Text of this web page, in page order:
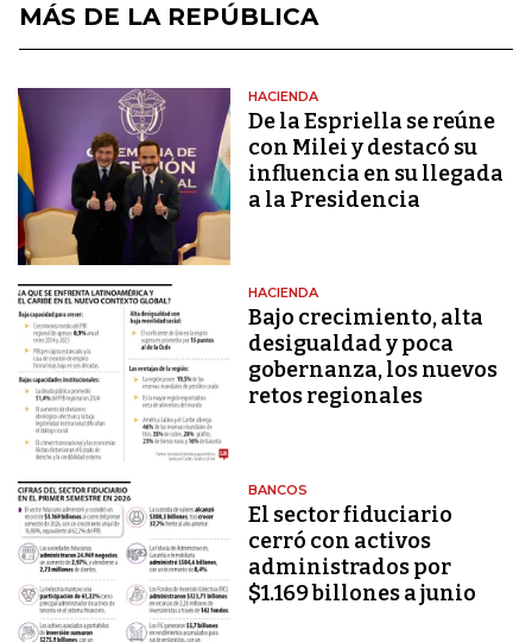
MÁS DE LA REPÚBLICA
HACIENDA
De la Espriella se reúne
con Milei y destacó su
influencia en su llegada
a la Presidencia
HACIENDA
Bajo crecimiento, alta
desigualdad y poca
gobernanza, los nuevos
retos regionales
BANCOS
El sector fiduciario
cerró con activos
administrados por
$1.169 billones a junio